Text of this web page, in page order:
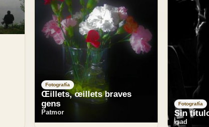
Fotografía
Œillets, œillets braves
gens
Patmor
Fotografía
Sin
isad